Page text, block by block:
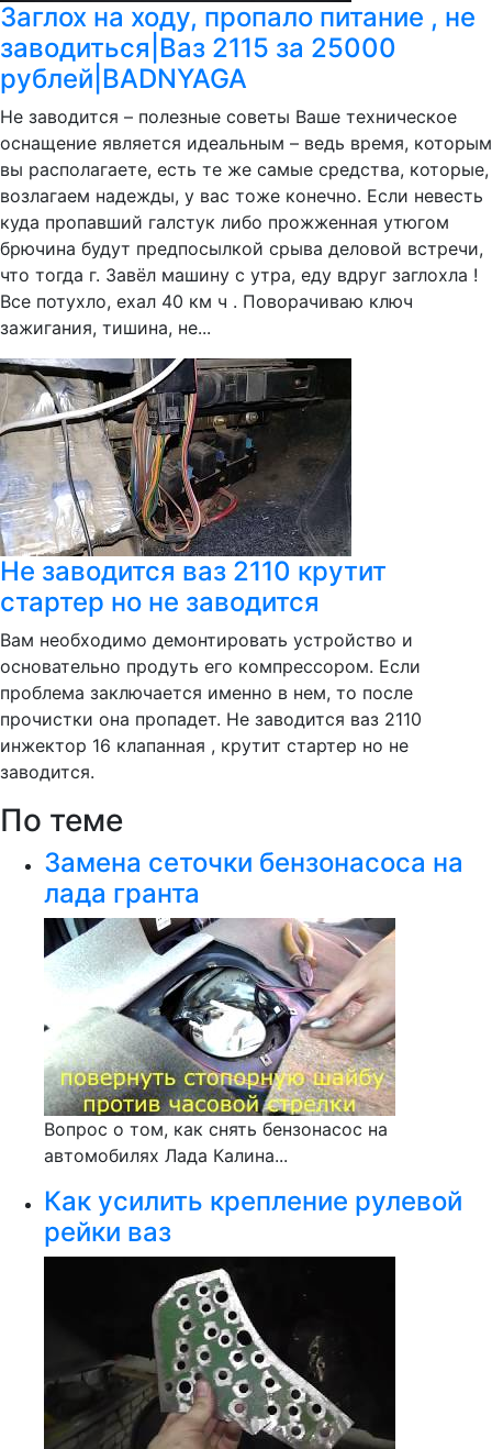
Заглох на ходу, пропало питание , не
заводиться|Ваз 2115 за 25000
рублей|BADNYAGA
Не заводится – полезные советы Ваше техническое
оснащение является идеальным – ведь время, которым
вы располагаете, есть те же самые средства, которые,
возлагаем надежды, у вас тоже конечно. Если невесть
куда пропавший галстук либо прожженная утюгом
брючина будут предпосылкой срыва деловой встречи,
что тогда г. Завёл машину с утра, еду вдруг заглохла !
Все потухло, ехал 40 км ч . Поворачиваю ключ
зажигания, тишина, не...
Не заводится ваз 2110 крутит
стартер но не заводится
Вам необходимо демонтировать устройство и
основательно продуть его компрессором. Если
проблема заключается именно в нем, то после
прочистки она пропадет. Не заводится ваз 2110
инжектор 16 клапанная , крутит стартер но не
заводится.
По теме
Замена сеточки бензонасоса на
лада гранта
Вопрос о том, как снять бензонасос на
автомобилях Лада Калина...
Как усилить крепление рулевой
рейки ваз